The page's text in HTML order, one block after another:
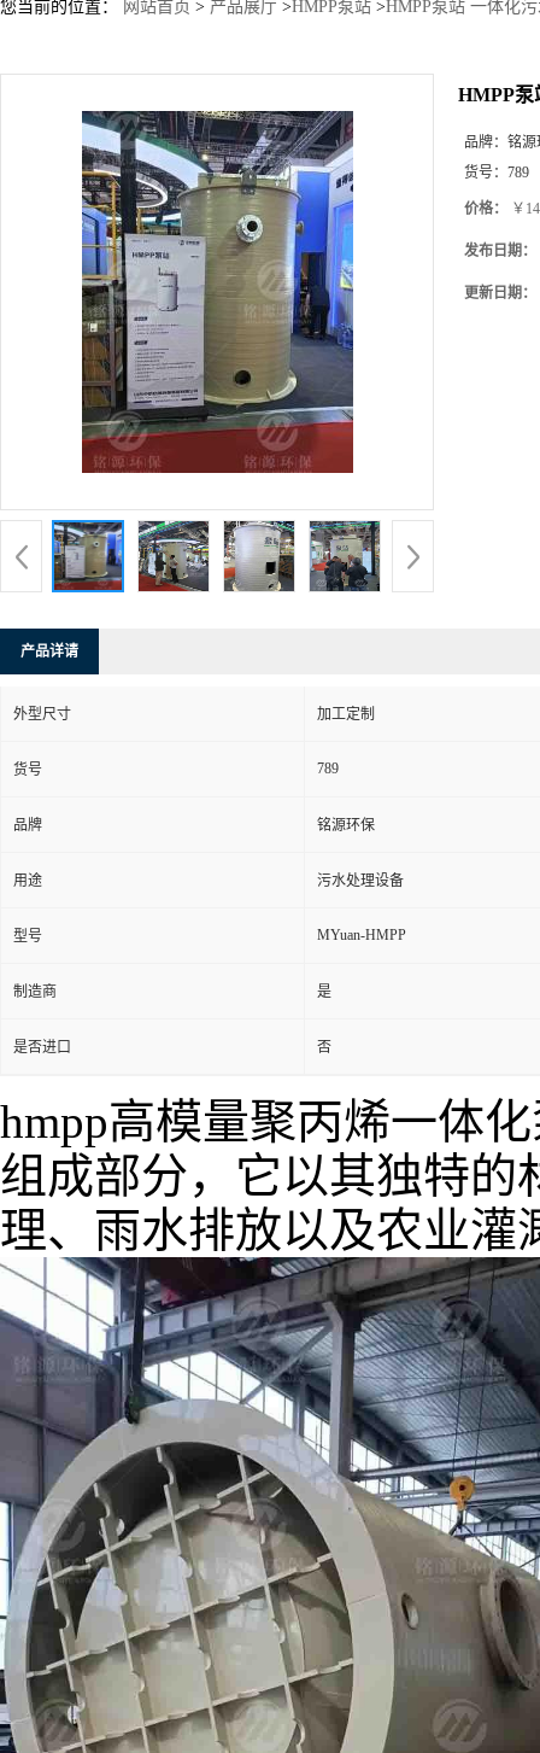
您当前的位置： 网站首页 > 产品展厅 >HMPP泵站 >HMPP泵站 一体化
HMPP泵
品牌： 铭源
货号： 789
价格： ￥
发布日期：
更新日期：
产品详请
外型尺寸 加工定制
货号 789
品牌 铭源环保
用途 污水处理设备
型号 MYuan-HMPP
制造商 是
是否进口 否
hmpp高模量聚丙烯一体
组成部分，它以其独特的
理、雨水排放以及农业灌